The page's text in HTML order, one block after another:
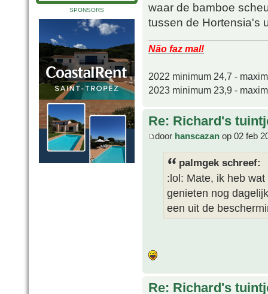
SPONSORS
waar de bamboe
tussen de Hortensia's
Não faz mal!
2022 minimum 24,7 -
2023 minimum 23,9 -
Re: Richard's
door hanscazan op 02 feb
palmgek schreef:
:lol: Mate, ik heb
genieten nog
een uit de
Re: Richard's